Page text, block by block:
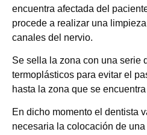
encuentra afectada del
procede a realizar una
canales del nervio.
Se sella la zona con una serie
termoplásticos para evitar el
hasta la zona que se
En dicho momento el dentista
necesaria la colocación de